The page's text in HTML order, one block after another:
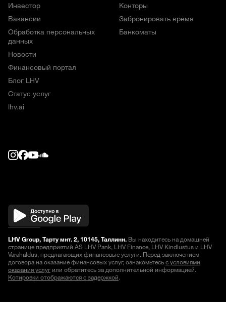
Инвестор
Вакансии
Обработка персональных
данных
Новости
Финансовый портал
Блог LHV
Статус услуг
lhv.ai
Конторы
Забронировать время
Банкоматы
LHV Group, Тарту мнт. 2, 10145, Таллинн. Вы находитесь на домашней
странице предприятий AS LHV Pank, LHV Finance, LHV Kindlustus и LHV
Varahaldus, предлагающих финансовые услуги. Перед заключением
договора на оказание финансовых услуг, ознакомьтесьс условиями
оказания услугили обратитесь за дополнительной информацией.
Котировки отображаются с задержкой.